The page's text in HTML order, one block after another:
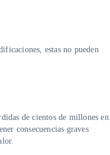
estas no pueden
de cientos de millones en
consecuencias graves